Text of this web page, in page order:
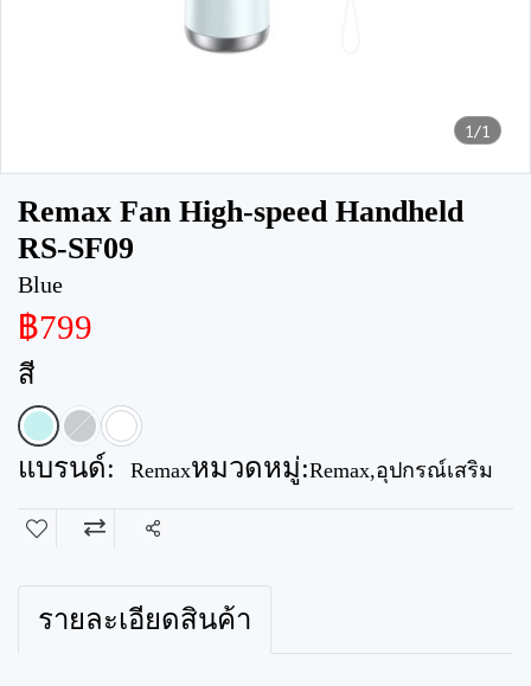
1/1
Remax Fan High-speed Handheld
RS-SF09
Blue
฿799
สี
แบรนด์: Remaxหมวดหมู่:Remax,อุปกรณ์เสริม
แชร์
รายละเอียดสินค้า